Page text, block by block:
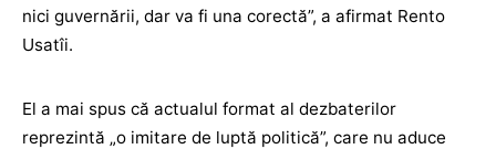
nici guvernării, dar va fi una corectă”, a afirmat Rento
Usatîi.
El a mai spus că actualul format al dezbaterilor
reprezintă „o imitare de luptă politică”, care nu aduce